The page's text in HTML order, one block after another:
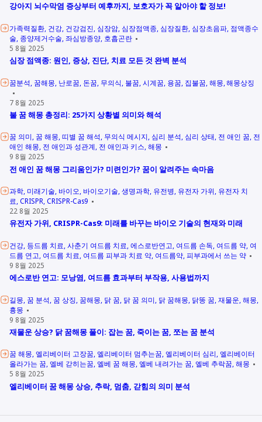
강아지 뇌수막염 증상부터 예후까지, 보호자가 꼭 알아야 할 정보!
가족력질환 건강 건강검진 심장암 심장점액종 심장질환 심장초음파 점액종수
술 종양제거수술 좌심방종양 호흡곤란
5 8월 2025
심장 점액종: 원인, 증상, 진단, 치료 모든 것 완벽 분석
꿈분석 꿈해몽 난로꿈 돈꿈 무의식 불꿈 시계꿈 용꿈 집불꿈 해몽 해몽상징
7 8월 2025
불 꿈 해몽 총정리: 25가지 상황별 의미와 해석
꿈 의미 꿈 해몽 띠별 꿈 해석 무의식 메시지 심리 분석 심리 상태 전 애인 꿈 전
애인 해몽 전 애인과 성관계 전 애인과 키스 해몽
9 8월 2025
전 애인 꿈 해몽 그리움인가? 미련인가? 꿈이 알려주는 속마음
과학 미래기술 바이오 바이오기술 생명과학 유전병 유전자 가위 유전자 치
료 CRISPR CRISPR-Cas9
22 8월 2025
유전자 가위, CRISPR-Cas9: 미래를 바꾸는 바이오 기술의 현재와 미래
건강 등드름 치료 사춘기 여드름 치료 에스로반연고 여드름 손독 여드름 약 여
드름 연고 여드름 치료 여드름 피부과 치료 약 여드름약 피부과에서 쓰는 약
9 8월 2025
에스로반 연고: 모낭염, 여드름 효과부터 부작용, 사용법까지
길몽 꿈 분석 꿈 상징 꿈해몽 닭 꿈 닭 꿈 의미 닭 꿈해몽 닭똥 꿈 재물운 해몽
흉몽
9 8월 2025
재물운 상승? 닭 꿈해몽 풀이: 잡는 꿈, 죽이는 꿈, 쪼는 꿈 분석
꿈 해몽 엘리베이터 고장꿈 엘리베이터 멈추는꿈 엘리베이터 심리 엘리베이터
올라가는 꿈 엘베 갇히는꿈 엘베 꿈 해몽 엘베 내려가는 꿈 엘베 추락꿈 해몽
5 8월 2025
엘리베이터 꿈 해몽 상승, 추락, 멈춤, 갇힘의 의미 분석